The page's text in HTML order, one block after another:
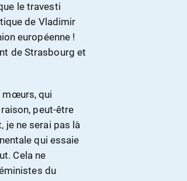
le travesti
de Vladimir
européenne !
de Strasbourg et
mœurs, qui
peut-être
je ne serai pas là
qui essaie
Cela ne
du